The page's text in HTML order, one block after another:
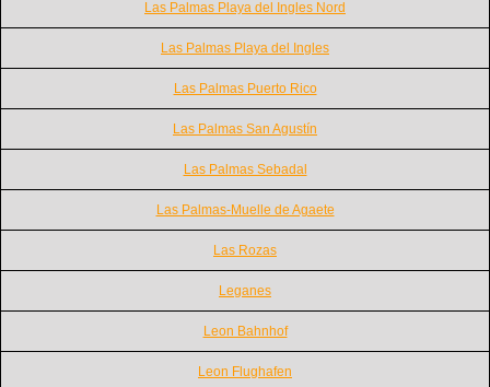
Las Palmas Playa del Ingles Nord
Las Palmas Playa del Ingles
Las Palmas Puerto Rico
Las Palmas San Agustín
Las Palmas Sebadal
Las Palmas-Muelle de Agaete
Las Rozas
Leganes
Leon Bahnhof
Leon Flughafen